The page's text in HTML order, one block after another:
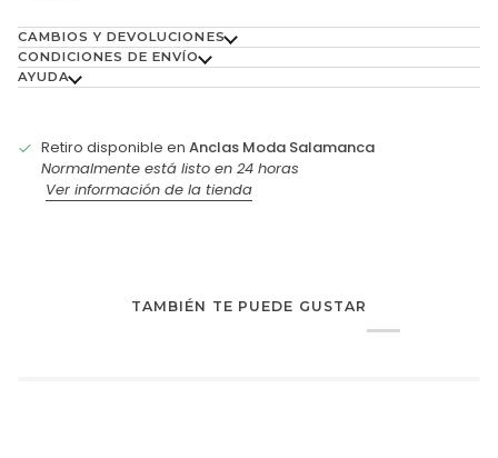
CAMBIOS Y DEVOLUCIONES
CONDICIONES DE ENVÍO
AYUDA
Retiro disponible en Anclas Moda Salamanca
Normalmente está listo en 24 horas
Ver información de la tienda
TAMBIÉN TE PUEDE GUSTAR